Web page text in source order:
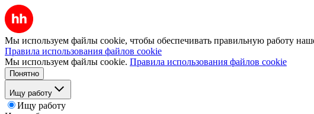
Мы используем файлы cookie, чтобы обеспечивать правильную работу
Правила использования файлов cookie
Мы используем файлы cookie. Правила использования файлов cookie
Понятно
Ищу работу
Ищу работу